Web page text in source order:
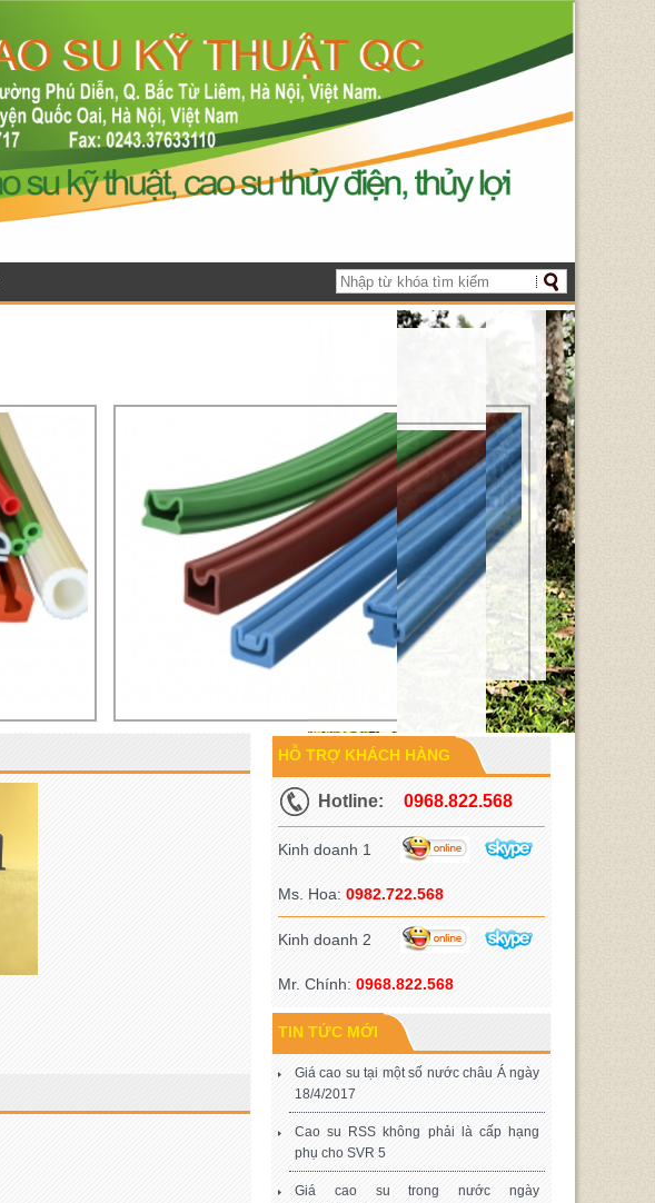
HỖ TRỢ KHÁCH HÀNG
Hotline: 0968.822.568
Kinh doanh 1
Ms. Hoa: 0982.722.568
Kinh doanh 2
Mr. Chính: 0968.822.568
TIN TỨC MỚI
Giá cao su tại một số nước châu Á ngày
18/4/2017
Cao su RSS không phải là cấp hạng
phụ cho SVR 5
Giá cao su trong nước ngày